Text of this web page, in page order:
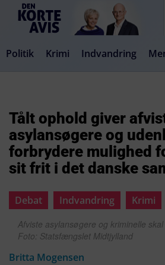
Politik Krimi Indvandring
Tålt ophold giver
asylansøgere og
forbrydere mulighed
sit frit i det danske
Debat Indvandring Krimi
Afviste asylansøgere og kriminelle
Foto: Statsfængslet Midtjylland
Britta Mogensen